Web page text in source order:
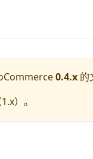
0.4.x 的
1.x）。